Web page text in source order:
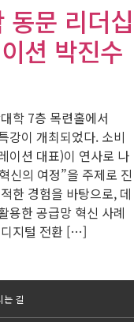
문 리더십
션 박진수
학 7층 목련홀에서
강이 개최되었다. 소비
이션 대표)이 연사로 나
신의 여정”을 주제로 진
한 경험을 바탕으로, 데
용한 공급망 혁신 사례
디지털 전환 […]
는 길